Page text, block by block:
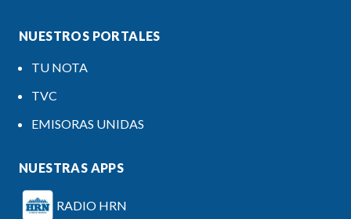
NUESTROS PORTALES
TU NOTA
TVC
EMISORAS UNIDAS
NUESTRAS APPS
RADIO HRN